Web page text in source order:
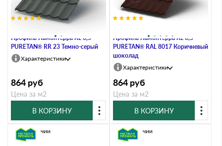
Профиль Ламонтерра XL 0,5
PURETAN® RR 23 Темно-серый
Характеристики
864 руб
Цена за м2
В КОРЗИНУ
Профиль Ламонтерра XL 0,5
PURETAN® RAL 8017 Коричневый
шоколад
Характеристики
864 руб
Цена за м2
В КОРЗИНУ
В наличии В наличии